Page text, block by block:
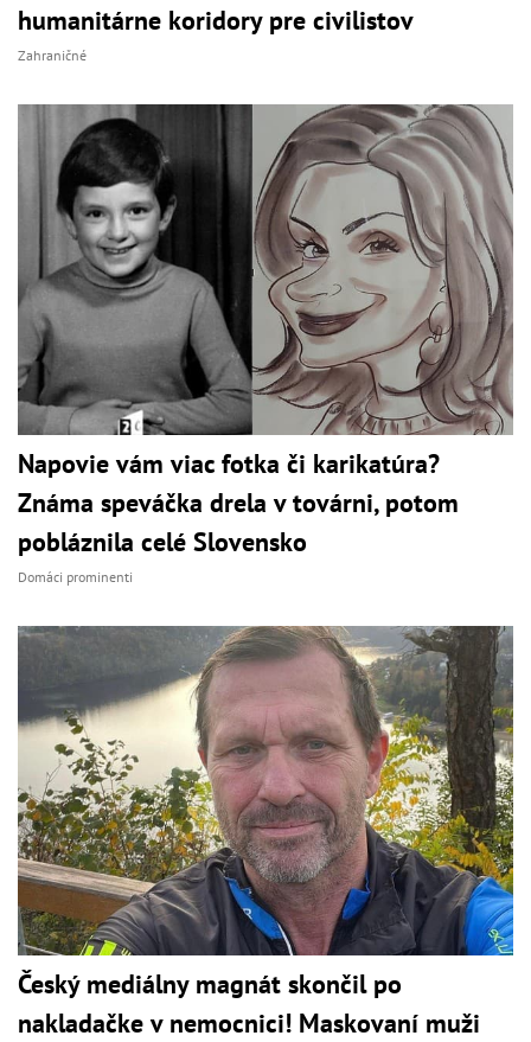
humanitárne koridory pre civilistov
Zahraničné
Napovie vám viac fotka či karikatúra?
Známa speváčka drela v továrni, potom
pobláznila celé Slovensko
Domáci prominenti
Český mediálny magnát skončil po
nakladačke v nemocnici! Maskovaní muži